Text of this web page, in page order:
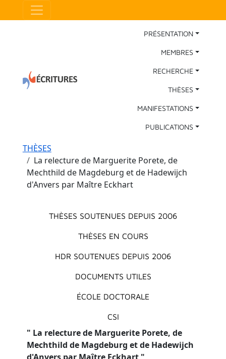
Aller au contenu principal
Main Navigation
PRÉSENTATION
MEMBRES
RECHERCHE
THÈSES
MANIFESTATIONS
PUBLICATIONS
Fil d'Ariane
THÈSES
La relecture de Marguerite Porete, de
Mechthild de Magdeburg et de Hadewijch
d'Anvers par Maître Eckhart
Menu principal
THÈSES SOUTENUES DEPUIS 2006
THÈSES EN COURS
HDR SOUTENUES DEPUIS 2006
DOCUMENTS UTILES
ÉCOLE DOCTORALE
CSI
" La relecture de Marguerite Porete, de
Mechthild de Magdeburg et de Hadewijch
Panneau de gestion des cookies